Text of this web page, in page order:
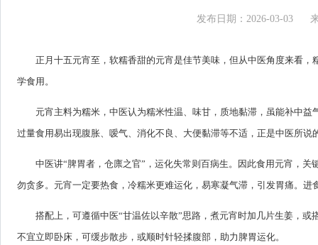
发布日期：2026-03-03
正月十五元宵至，软糯香甜的元宵是佳节美味，但从中医角度来看
学食用。
元宵主料为糯米，中医认为糯米性温、味甘，质地黏滞，虽能补中
过量食用易出现腹胀、嗳气、消化不良、大便黏滞等不适，正是中医所说
中医讲“脾胃者，仓廪之官”，运化失常则百病生。因此食用元宵，
勿贪多。元宵一定要热食，冷糯米更难运化，易寒凝气滞，引发胃痛。进
搭配上，可遵循中医“甘温佐以辛散”思路，煮元宵时加几片生姜，
不宜立即卧床，可缓步散步，或顺时针轻揉腹部，助力脾胃运化。